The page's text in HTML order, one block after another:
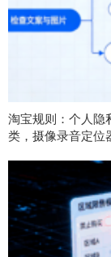
淘宝规则：个人隐
类，摄像录音定位